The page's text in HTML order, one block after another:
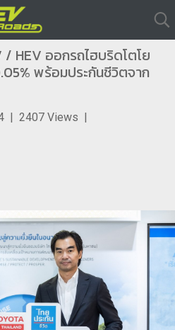
HEV ออกรถไฮบริดโตโย
พร้อมประกันชีวิตจาก
| 2407 Views |